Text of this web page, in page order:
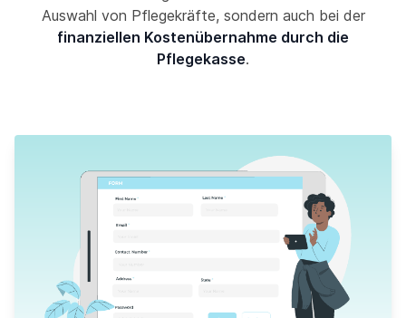
Auswahl von Pflegekräfte, sondern auch bei der
finanziellen Kostenübernahme durch die
Pflegekasse.